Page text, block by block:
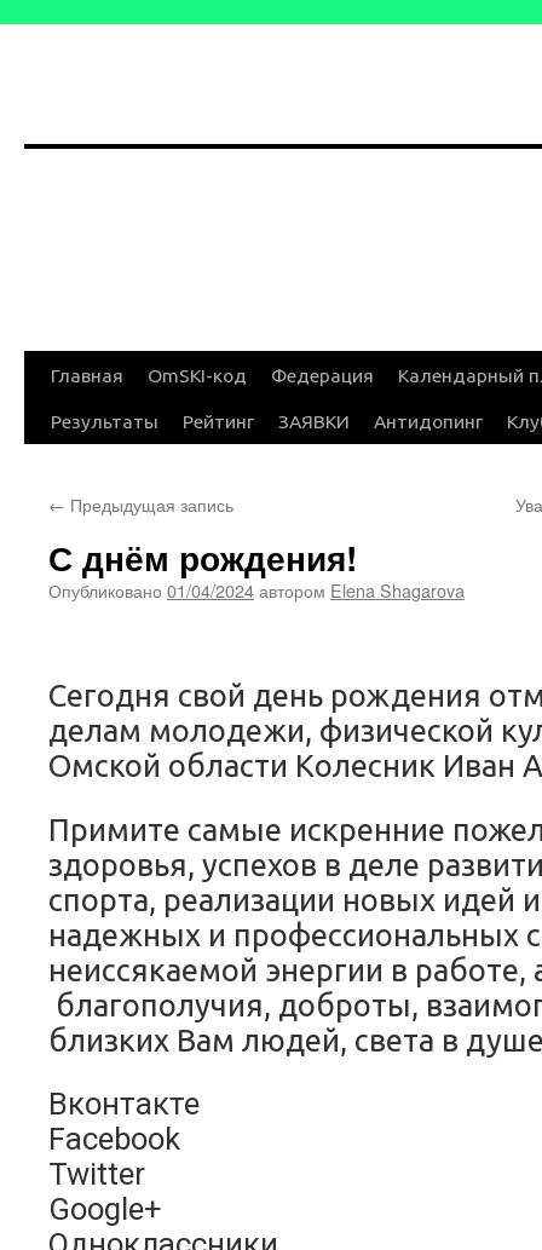
Перейти
Главная OmSKI-код Федерация Календарный
Результаты Рейтинг ЗАЯВКИ Антидопинг
← Предыдущая запись
С днём рождения!
Опубликовано 01/04/2024автором Elena Shagarova
Сегодня свой день рождения
делам молодежи, физической
Омской области Колесник Иван
Примите самые искренние
здоровья, успехов в деле
спорта, реализации новых идей
надежных и профессиональных
неиссякаемой энергии в работе,
благополучия, доброты,
близких Вам людей, света в
Вконтакте
Facebook
Twitter
Google+